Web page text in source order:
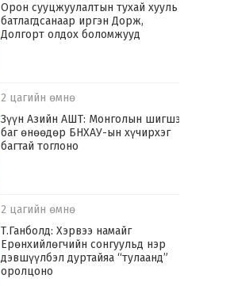
Орон сууцжуулалтын тухай хууль
батлагдсанаар иргэн Дорж,
Долгорт олдох боломжууд
2 цагийн өмнө
Зүүн Азийн АШТ: Монголын шигшээ
баг өнөөдөр БНХАУ-ын хүчирхэг
багтай тоглоно
2 цагийн өмнө
Т.Ганболд: Хэрвээ намайг
Ерөнхийлөгчийн сонгуульд нэр
дэвшүүлбэл дуртайяа “тулаанд”
оролцоно